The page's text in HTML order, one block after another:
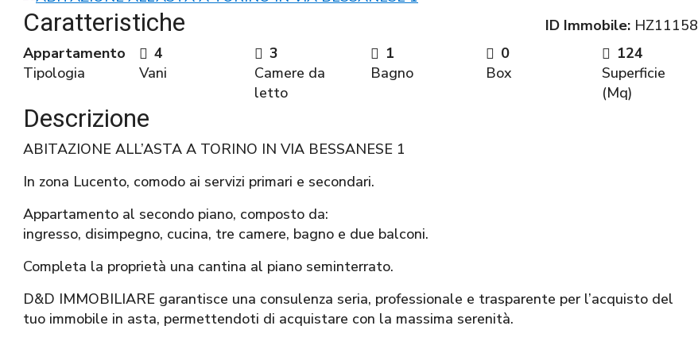
Caratteristiche ID Immobile: HZ11158
Appartamento
Tipologia
4
Vani
3
Camere da
letto
1
Bagno
0
Box
124
Superficie
(Mq)
Descrizione
ABITAZIONE ALL’ASTA A TORINO IN VIA BESSANESE 1
In zona Lucento, comodo ai servizi primari e secondari.
Appartamento al secondo piano, composto da:
ingresso, disimpegno, cucina, tre camere, bagno e due balconi.
Completa la proprietà una cantina al piano seminterrato.
D&D IMMOBILIARE garantisce una consulenza seria, professionale e trasparente per l’acquisto del
tuo immobile in asta, permettendoti di acquistare con la massima serenità.